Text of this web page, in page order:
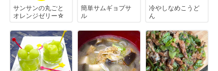
サンサンの丸ごと
オレンジゼリー☆
簡単サムギョプサ
ル
冷やしなめこうど
ん